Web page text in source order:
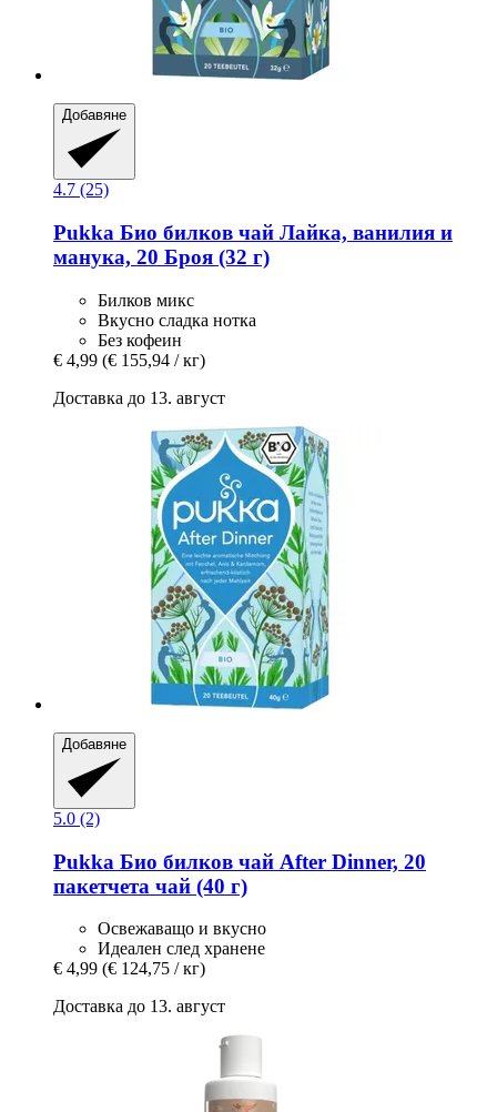
Добавяне
4.7 (25)
Pukka Био билков чай Лайка, ванилия и
манука, 20 Броя (32 г)
Билков микс
Вкусно сладка нотка
Без кофеин
€ 4,99 (€ 155,94 / кг)
Доставка до 13. август
Добавяне
5.0 (2)
Pukka Био билков чай ​​After Dinner, 20
пакетчета чай (40 г)
Освежаващо и вкусно
Идеален след хранене
€ 4,99 (€ 124,75 / кг)
Доставка до 13. август